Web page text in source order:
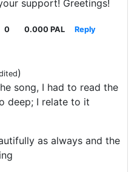
support! Greetings!
0 0.000 PAL Reply
)
song, I had to read the
deep; I relate to it
as always and the